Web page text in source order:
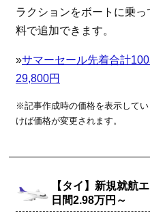
ラクションをボートに乗
料で追加できます。
»サマーセール先着合計
29,800円
※記事作成時の価格を表示して
けば価格が変更されます。
【タイ】新規就航
日間2.98万円～